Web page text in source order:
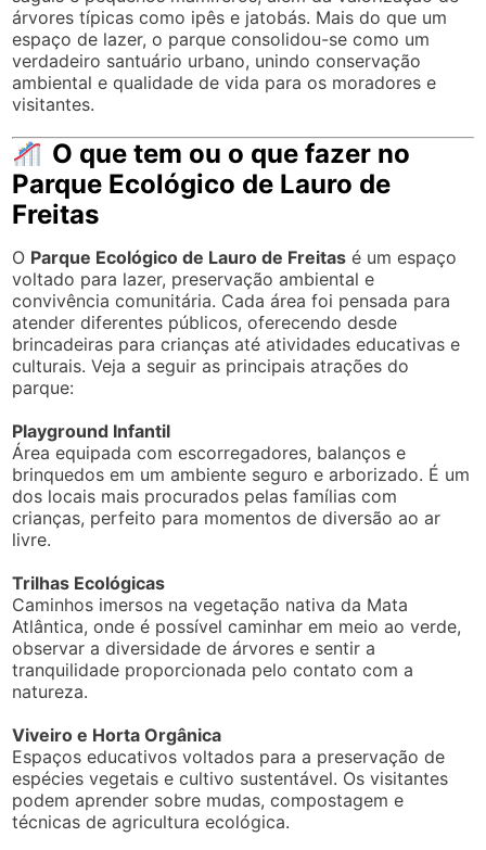
árvores típicas como ipês e jatobás. Mais do que um
espaço de lazer, o parque consolidou-se como um
verdadeiro santuário urbano, unindo conservação
ambiental e qualidade de vida para os moradores e
visitantes.
O que tem ou o que fazer no
Parque Ecológico de Lauro de
Freitas
O Parque Ecológico de Lauro de Freitas é um espaço
voltado para lazer, preservação ambiental e
convivência comunitária. Cada área foi pensada para
atender diferentes públicos, oferecendo desde
brincadeiras para crianças até atividades educativas e
culturais. Veja a seguir as principais atrações do
parque:
Playground Infantil
Área equipada com escorregadores, balanços e
brinquedos em um ambiente seguro e arborizado. É um
dos locais mais procurados pelas famílias com
crianças, perfeito para momentos de diversão ao ar
livre.
Trilhas Ecológicas
Caminhos imersos na vegetação nativa da Mata
Atlântica, onde é possível caminhar em meio ao verde,
observar a diversidade de árvores e sentir a
tranquilidade proporcionada pelo contato com a
natureza.
Viveiro e Horta Orgânica
Espaços educativos voltados para a preservação de
espécies vegetais e cultivo sustentável. Os visitantes
podem aprender sobre mudas, compostagem e
técnicas de agricultura ecológica.